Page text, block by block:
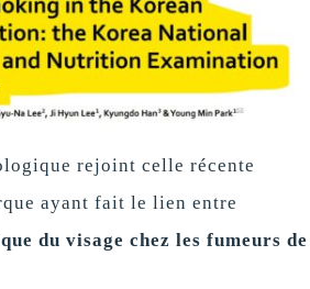
rejoint celle récente
ayant fait le lien entre
du visage chez les fumeurs de